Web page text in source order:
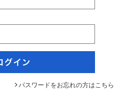
パスワードをお忘れの方はこちら